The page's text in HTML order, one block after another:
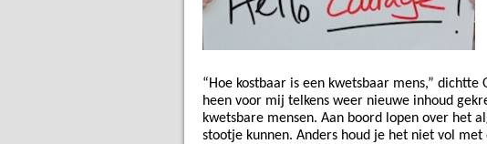
“Hoe kostbaar is een kwetsbaar mens,”
heen voor mij telkens weer nieuwe inhoud
kwetsbare mensen. Aan boord lopen over het
stootje kunnen. Anders houd je het niet vol